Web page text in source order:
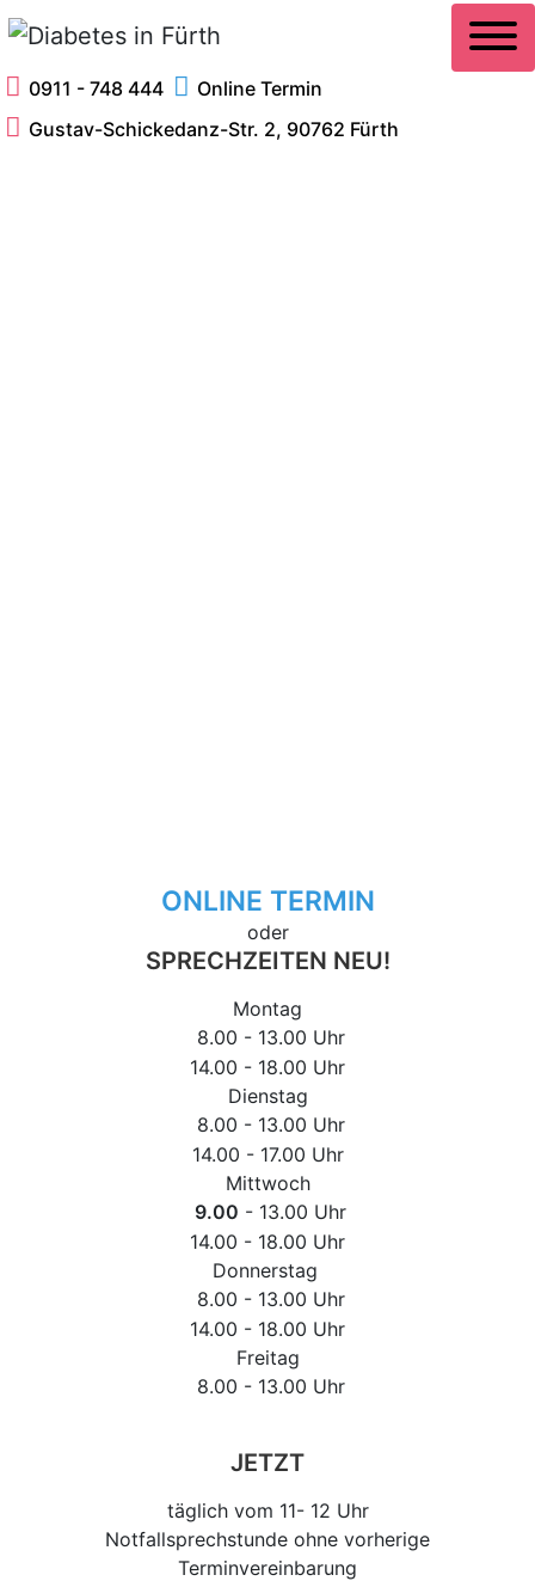
0911 - 748 444
Online Termin
Gustav-Schickedanz-Str. 2, 90762 Fürth
ONLINE TERMIN
oder
SPRECHZEITEN NEU!
Montag
8.00 - 13.00 Uhr
14.00 - 18.00 Uhr
Dienstag
8.00 - 13.00 Uhr
14.00 - 17.00 Uhr
Mittwoch
9.00 - 13.00 Uhr
14.00 - 18.00 Uhr
Donnerstag
8.00 - 13.00 Uhr
14.00 - 18.00 Uhr
Freitag
8.00 - 13.00 Uhr
JETZT
täglich vom 11- 12 Uhr
Notfallsprechstunde ohne vorherige
Terminvereinbarung